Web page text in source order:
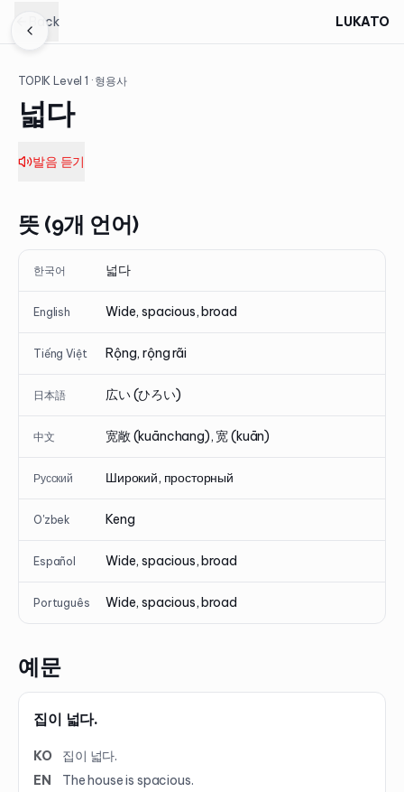
Back LUKATO
TOPIK Level1 · 형용사
넓다
발음 듣기
뜻 (9개 언어)
한국어 넓다
English Wide, spacious, broad
Tiếng Việt Rộng, rộng rãi
日本語 広い (ひろい)
中文 宽敞 (kuānchang), 宽 (kuān)
Русский Широкий, просторный
O'zbek Keng
Español Wide, spacious, broad
Português Wide, spacious, broad
예문
집이 넓다.
KO
집이 넓다.
EN
The house is spacious.